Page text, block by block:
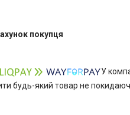
покупця
У
будь-який товар не